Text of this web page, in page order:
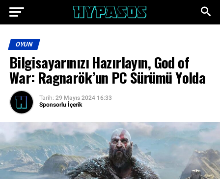
OYUN
Bilgisayarınızı Hazırlayın, God of
War: Ragnarök’un PC Sürümü Yolda
Tarih: 29 Mayıs 2024 16:33
Sponsorlu İçerik